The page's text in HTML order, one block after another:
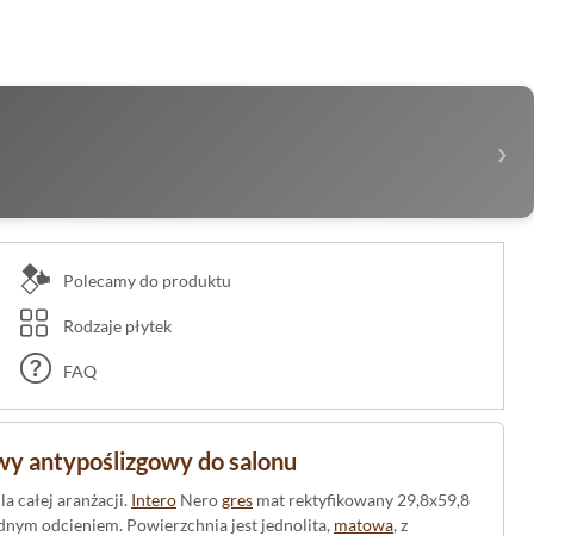
›
Polecamy do produktu
Rodzaje płytek
FAQ
antypoślizgowy do salonu
całej aranżacji. Intero Nerogres mat rektyfikowany 29,8x59,8
odcieniem. Powierzchnia jest jednolita, matowa, z